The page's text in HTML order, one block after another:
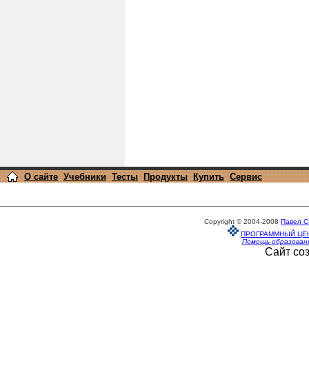
О сайте Учебники Тесты Продукты Купить Сервис
Copyright © 2004-2008 Павел
ПРОГРАММНЫЙ
Помощь
Сайт